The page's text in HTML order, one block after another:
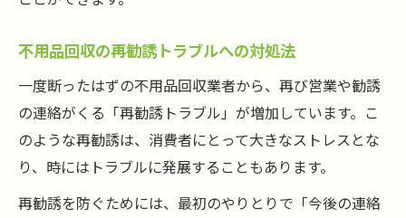
不用品回収の再勧誘トラブルへの対処法
一度断ったはずの不用品回収業者から、再び営業や勧誘
の連絡がくる「再勧誘トラブル」が増加しています。こ
のような再勧誘は、消費者にとって大きなストレスとな
り、時にはトラブルに発展することもあります。
再勧誘を防ぐためには、最初のやりとりで「今後の連絡